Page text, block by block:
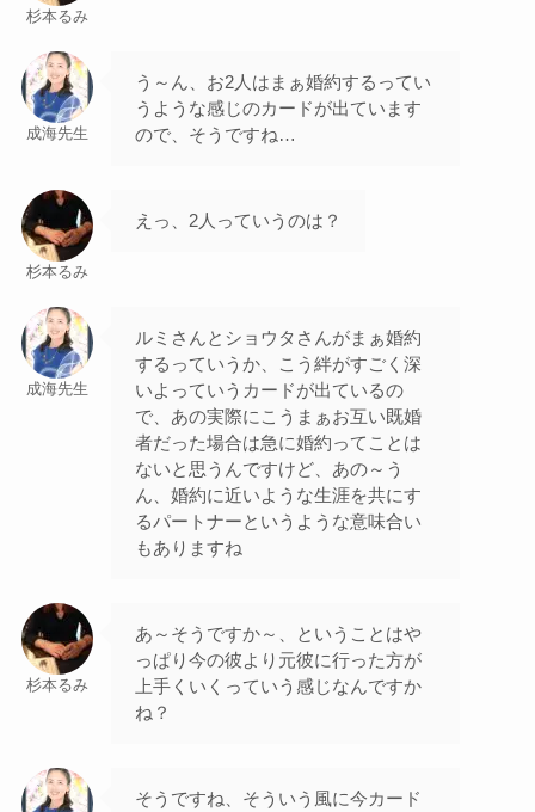
杉本るみ
成海先生
う～ん、お2人はまぁ婚約するってい
うような感じのカードが出ています
ので、そうですね…
杉本るみ
えっ、2人っていうのは？
成海先生
ルミさんとショウタさんがまぁ婚約
するっていうか、こう絆がすごく深
いよっていうカードが出ているの
で、あの実際にこうまぁお互い既婚
者だった場合は急に婚約ってことは
ないと思うんですけど、あの～う
ん、婚約に近いような生涯を共にす
るパートナーというような意味合い
もありますね
杉本るみ
あ～そうですか～、ということはや
っぱり今の彼より元彼に行った方が
上手くいくっていう感じなんですか
ね？
そうですね、そういう風に今カード